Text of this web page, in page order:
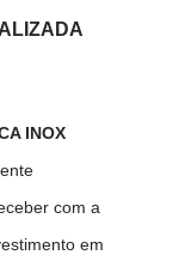
INOX
com a
em